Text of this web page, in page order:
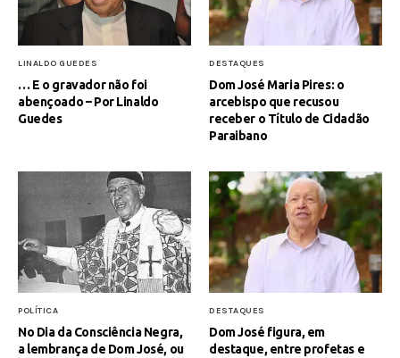
LINALDO GUEDES
… E o gravador não foi
abençoado – Por Linaldo
Guedes
DESTAQUES
Dom José Maria Pires: o
arcebispo que recusou
receber o Título de Cidadão
Paraibano
POLÍTICA
No Dia da Consciência Negra,
a lembrança de Dom José, ou
DESTAQUES
Dom José figura, em
destaque, entre profetas e